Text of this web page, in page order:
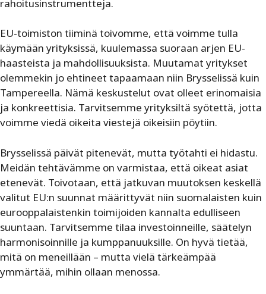
rahoitusinstrumentteja.
EU-toimiston tiiminä toivomme, että voimme tulla
käymään yrityksissä, kuulemassa suoraan arjen EU-
haasteista ja mahdollisuuksista. Muutamat yritykset
olemmekin jo ehtineet tapaamaan niin Brysselissä kuin
Tampereella. Nämä keskustelut ovat olleet erinomaisia
ja konkreettisia. Tarvitsemme yrityksiltä syötettä, jotta
voimme viedä oikeita viestejä oikeisiin pöytiin.
Brysselissä päivät pitenevät, mutta työtahti ei hidastu.
Meidän tehtävämme on varmistaa, että oikeat asiat
etenevät. Toivotaan, että jatkuvan muutoksen keskellä
valitut EU:n suunnat määrittyvät niin suomalaisten kuin
eurooppalaistenkin toimijoiden kannalta edulliseen
suuntaan. Tarvitsemme tilaa investoinneille, säätelyn
harmonisoinnille ja kumppanuuksille. On hyvä tietää,
mitä on meneillään – mutta vielä tärkeämpää
ymmärtää, mihin ollaan menossa.